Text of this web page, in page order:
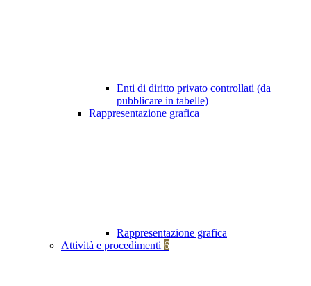
Enti di diritto privato controllati (da
pubblicare in tabelle)
Rappresentazione grafica
Rappresentazione grafica
Attività e procedimenti 6